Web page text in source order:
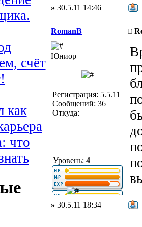
счёт
как
что
» 30.5.11 14:46
RomanB
Юниор
Регистрация: 5.5.11
Сообщений: 36
Откуда:
Уровень: 4
» 30.5.11 18:34